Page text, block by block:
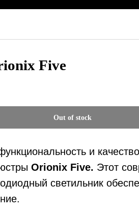
Five
Out of stock
и
Orionix Five. Этот
светильник